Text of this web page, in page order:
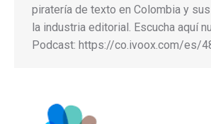
piratería de texto en Colombia y
la industria editorial. Escucha aquí
Podcast: https://co.ivoox.com/es/